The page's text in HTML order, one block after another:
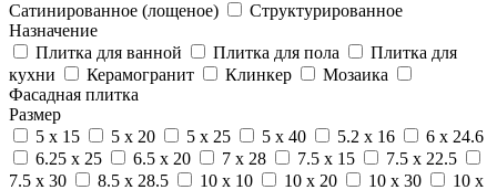
Сатинированное (лощеное)
Структурированное
Назначение
Плитка для ванной
Плитка для пола
Плитка для
кухни
Керамогранит Клинкер
Мозаика
Фасадная плитка
Размер
5 x 15
5 x 20 5 x 25 5 x 40 5.2 x 16
6 x 24.6
6.25 x 25
6.5 x 20 7 x 28 7.5 x 15
7.5 x 22.5
7.5 x 30
8.5 x 28.5 10 x 10 10 x 20 10 x 30 10 x